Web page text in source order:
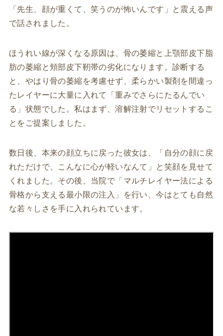
「先生、顔が重くて、笑うのが怖いんです」と震える声
で話されました。
ほうれい線が深くなる原因は、骨の萎縮と上顎部皮下脂
肪の萎縮と頬部皮下靭帯の劣化になります。診断する
と、やはり骨の萎縮を考慮せず、柔らかい製剤を間違っ
たレイヤーに大量に入れて「重みでさらにたるんでい
る」状態でした。私はまず、溶解注射でリセットするこ
とをご提案しました。
数日後、本来の顔立ちに戻った彼女は、「自分の顔に戻
れただけで、こんなに心が軽いなんて」と笑顔を見せて
くれました。その後、当院で「マルチレイヤー法による
骨格から支える最小限の注入」を行い、今はとても自然
な若々しさを手に入れられています。